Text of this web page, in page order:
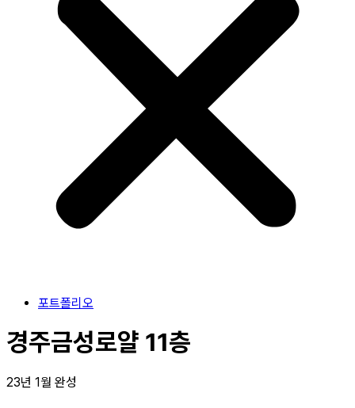
포트폴리오
경주금성로얄 11층
23년 1월 완성